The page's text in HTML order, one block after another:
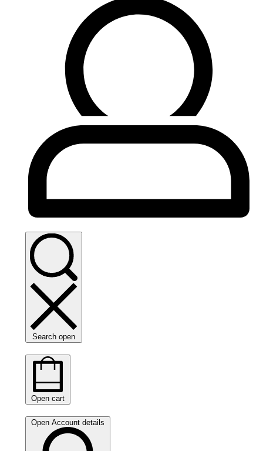
Search open
Open cart
Open Account details